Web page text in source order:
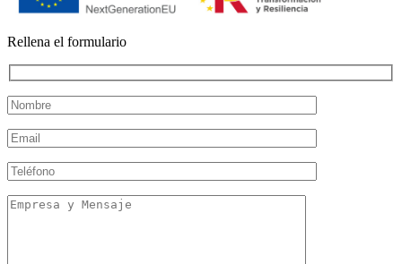
Rellena el formulario